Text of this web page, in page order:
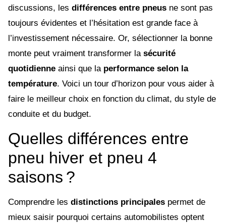
discussions, les différences entre pneus ne sont pas
toujours évidentes et l’hésitation est grande face à
l’investissement nécessaire. Or, sélectionner la bonne
monte peut vraiment transformer la sécurité
quotidienne ainsi que la performance selon la
température. Voici un tour d’horizon pour vous aider à
faire le meilleur choix en fonction du climat, du style de
conduite et du budget.
Quelles différences entre
pneu hiver et pneu 4
saisons ?
Comprendre les distinctions principales permet de
mieux saisir pourquoi certains automobilistes optent